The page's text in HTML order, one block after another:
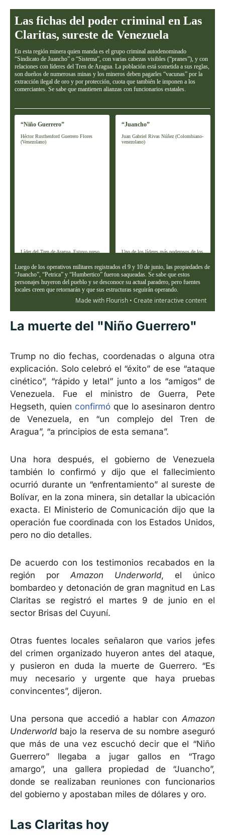
La muerte del "Niño Guerrero"
Trump no dio fechas, coordenadas o alguna otra
explicación. Solo celebró el “éxito” de ese “ataque
cinético”, “rápido y letal” junto a los “amigos” de
Venezuela. Fue el ministro de Guerra, Pete
Hegseth, quien confirmó que lo asesinaron dentro
de Venezuela, en “un complejo del Tren de
Aragua”, “a principios de esta semana”.
Una hora después, el gobierno de Venezuela
también lo confirmó y dijo que el fallecimiento
ocurrió durante un “enfrentamiento” al sureste de
Bolívar, en la zona minera, sin detallar la ubicación
exacta. El Ministerio de Comunicación dijo que la
operación fue coordinada con los Estados Unidos,
pero no dio detalles.
De acuerdo con los testimonios recabados en la
región porAmazon Underworld, el único
bombardeo y detonación de gran magnitud en Las
Claritas se registró el martes 9 de junio en el
sector Brisas del Cuyuní.
Otras fuentes locales señalaron que varios jefes
del crimen organizado huyeron antes del ataque,
y pusieron en duda la muerte de Guerrero. “Es
muy necesario y urgente que haya pruebas
convincentes”, dijeron.
Una persona que accedió a hablar conAmazon
Underworldbajo la reserva de su nombre aseguró
que más de una vez escuchó decir que el “Niño
Guerrero” llegaba a jugar gallos en “Trago
amargo”, una gallera propiedad de “Juancho”,
donde se realizaban reuniones con funcionarios
del gobierno y apostaban miles de dólares y oro.
Las Claritas hoy